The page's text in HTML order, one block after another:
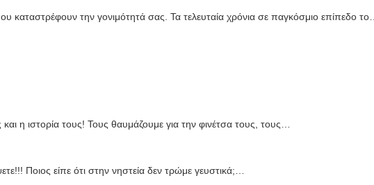
καταστρέφουν την γονιμότητά σας. Τα τελευταία χρόνια σε παγκόσμιο επίπεδο το…
και η ιστορία τους! Τους θαυμάζουμε για την φινέτσα τους, τους…
Ποιος είπε ότι στην νηστεία δεν τρώμε γευστικά;…